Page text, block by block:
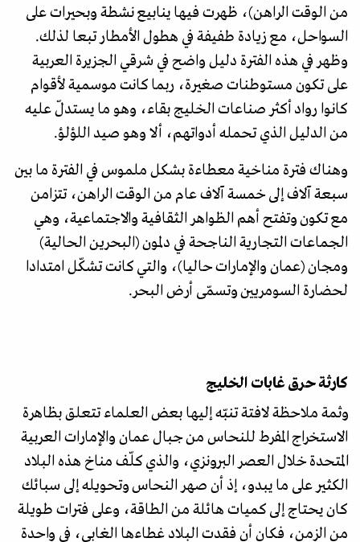
من الوقت الراهن)، ظهرت فيها ينابيع نشطة وبحيرات على
السواحل، مع زيادة طفيفة في هطول الأمطار تبعا لذلك.
وظهر في هذه الفترة دليل واضح في شرقي الجزيرة العربية
على تكون مستوطنات صغيرة، ربما كانت موسمية لأقوام
كانوا رواد أكثر صناعات الخليج بقاء، وهو ما يستدلّ عليه
من الدليل الذي تحمله أدواتهم، ألا وهو صيد اللؤلؤ.
وهناك فترة مناخية معطاءة بشكل ملموس في الفترة ما بين
سبعة آلاف إلى خمسة آلاف عام من الوقت الراهن، تتزامن
مع تكون وتفتح أهم الظواهر الثقافية والاجتماعية، وهي
الجماعات التجارية الناجحة في دلمون (البحرين الحالية)
ومجان (عمان والإمارات حاليا)، والتي كانت تشكّل امتدادا
لحضارة السومريين وتسمّى أرض البحر.
كارثة حرق غابات الخليج
وثمة ملاحظة لافتة تنبّه إليها بعض العلماء تتعلق بظاهرة
الاستخراج المفرط للنحاس من جبال عمان والإمارات العربية
المتحدة خلال العصر البرونزي، والذي كلّف مناخ هذه البلاد
الكثير على ما يبدو، إذ أن صهر النحاس وتحويله إلى سبائك
كان يحتاج إلى كميات هائلة من الطاقة، وعلى فترات طويلة
من الزمن، فكان أن فقدت البلاد غطاءها الغابي، في واحدة